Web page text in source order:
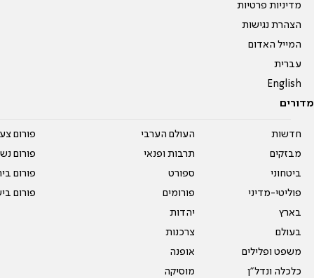
מדיניות פרטיות
הצהרת נגישות
המייל האדום
עברית
English
מדורים
חדשות
מבזקים
ביטחוני
פוליטי-מדיני
בארץ
בעולם
משפט ופלילים
כלכלה ונדל"ן
העולם הערבי
תרבות ופנאי
ספורט
פורומים
יהדות
צרכנות
אופנה
מוסיקה
פורום
פורום
פורום
פורום